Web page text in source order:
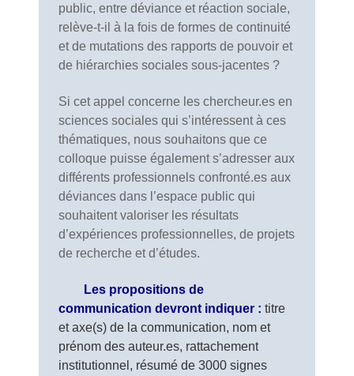
public, entre déviance et réaction sociale,
relève-t-il à la fois de formes de continuité
et de mutations des rapports de pouvoir et
de hiérarchies sociales sous-jacentes ?
Si cet appel concerne les chercheur.es en
sciences sociales qui s’intéressent à ces
thématiques, nous souhaitons que ce
colloque puisse également s’adresser aux
différents professionnels confronté.es aux
déviances dans l’espace public qui
souhaitent valoriser les résultats
d’expériences professionnelles, de projets
de recherche et d’études.
Les propositions de
communication devront indiquer : titre
et axe(s) de la communication, nom et
prénom des auteur.es, rattachement
institutionnel, résumé de 3000 signes